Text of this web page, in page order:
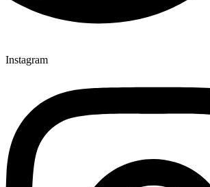
Instagram